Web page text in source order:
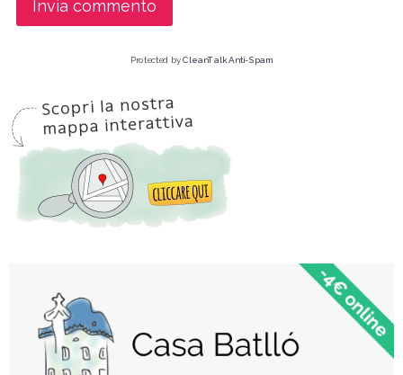
Protected byCleanTalk Anti-Spam